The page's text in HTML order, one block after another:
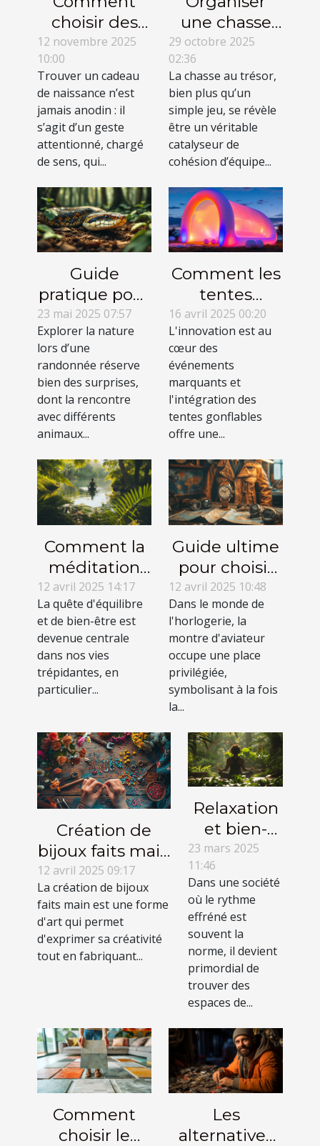
choisir des
cadeaux de
naissance qui
grandissent
avec l'enfant
?
12 novembre 2025
10:00
Trouver un cadeau
de naissance n’est
jamais anodin : il
s’agit d’un geste
attentionné, chargé
de sens, qui...
une chasse
au trésor
mémorable
pour un team
building
29 octobre 2025
02:36
La chasse au trésor,
bien plus qu’un
simple jeu, se révèle
être un véritable
catalyseur de
cohésion d’équipe...
Guide
pratique pour
identifier les
serpents non
venimeux en
randonnée
23 mai 2025 07:57
Explorer la nature
lors d’une
randonnée réserve
bien des surprises,
dont la rencontre
avec différents
animaux...
Comment les
tentes
gonflables
peuvent
dynamiser
vos
événements
16 avril 2025 00:20
L'innovation est au
cœur des
événements
marquants et
l'intégration des
tentes gonflables
offre une...
Comment la
méditation
peut
transformer
vos
weekends
des études
récentes
bienfaits
cachés
12 avril 2025 14:17
La quête d'équilibre
et de bien-être est
devenue centrale
dans nos vies
trépidantes, en
particulier...
Guide ultime
pour choisir
votre montre
d'aviateur
12 avril 2025 10:48
Dans le monde de
l'horlogerie, la
montre d'aviateur
occupe une place
privilégiée,
symbolisant à la fois
la...
Création de
bijoux faits main
tutoriels pour
débuter et
idées de
personnalisation
12 avril 2025 09:17
La création de bijoux
faits main est une forme
d'art qui permet
d'exprimer sa créativité
tout en fabriquant...
Relaxation
et bien-
être
techniques
de détente
rapide pour
une vie
sans stress
23 mars 2025
11:46
Dans une société
où le rythme
effréné est
souvent la
norme, il devient
primordial de
trouver des
espaces de...
Comment
choisir le
Les
alternatives